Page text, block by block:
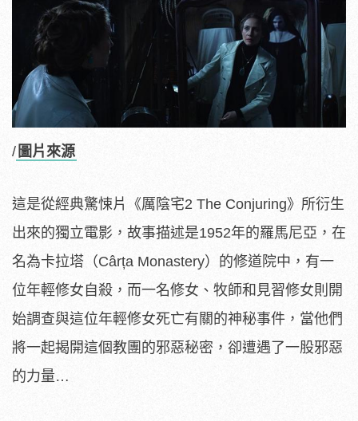
/ 圖片來源
這是從經典驚悚片《厲陰宅2 The Conjuring》所衍生
出來的獨立電影，故事描述是1952年的羅馬尼亞，在
名為卡拉塔（Cârța Monastery）的修道院中，有一
位年輕修女自殺，而一名修女、牧師和見習修女則開
始調查與這位年輕修女死亡有關的神秘事件，當他們
將一起揭開這個教團的邪惡秘密，卻遭遇了一股邪惡
的力量…